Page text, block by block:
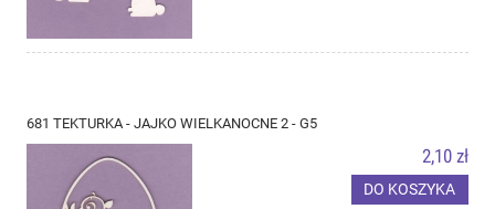
681 TEKTURKA - JAJKO WIELKANOCNE 2 - G5
2,10 zł
DO KOSZYKA